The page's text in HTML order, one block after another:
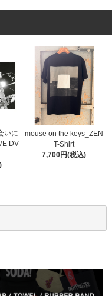
いに
DV
mouse on the keys_ZEN
T-Shirt
7,700円(税込)